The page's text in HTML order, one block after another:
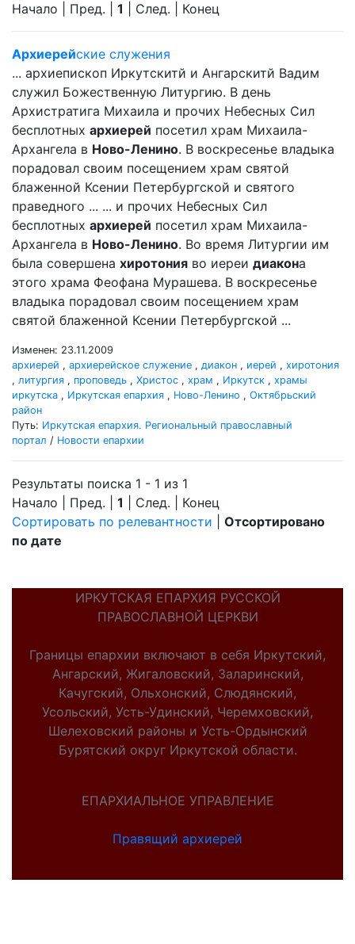
Начало | Пред. | 1 | След. | Конец
Архиерейские служения
... архиепископ Иркутскитй и Ангарскитй Вадим
служил Божественную Литургию. В день
Архистратига Михаила и прочих Небесных Сил
бесплотных архиерей посетил храм Михаила-
Архангела в Ново-Ленино. В воскресенье владыка
порадовал своим посещением храм святой
блаженной Ксении Петербургской и святого
праведного ... ... и прочих Небесных Сил
бесплотных архиерей посетил храм Михаила-
Архангела в Ново-Ленино. Во время Литургии им
была совершена хиротония во иереи диакона
этого храма Феофана Мурашева. В воскресенье
владыка порадовал своим посещением храм
святой блаженной Ксении Петербургской ...
Изменен: 23.11.2009
архиерей , архиерейское служение , диакон , иерей , хиротония
, литургия , проповедь , Христос , храм , Иркутск , храмы
иркутска , Иркутская епархия , Ново-Ленино , Октябрьский
район
Путь: Иркутская епархия. Региональный православный
портал / Новости епархии
Результаты поиска 1 - 1 из 1
Начало | Пред. | 1 | След. | Конец
Сортировать по релевантности
Отсортировано
по дате
ИРКУТСКАЯ ЕПАРХИЯ РУССКОЙ
ПРАВОСЛАВНОЙ ЦЕРКВИ
Границы епархии включают в себя Иркутский,
Ангарский, Жигаловский, Заларинский,
Качугский, Ольхонский, Слюдянский,
Усольский, Усть-Удинский, Черемховский,
Шелеховский районы и Усть-Ордынский
Бурятский округ Иркутской области.
ЕПАРХИАЛЬНОЕ УПРАВЛЕНИЕ
Правящий архиерей